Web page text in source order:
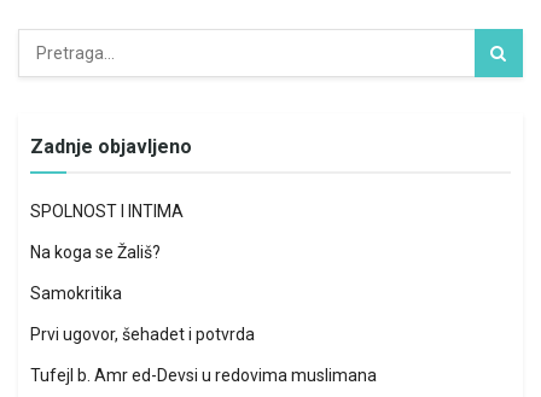
Zadnje objavljeno
SPOLNOST I INTIMA
Na koga se Žališ?
Samokritika
Prvi ugovor, šehadet i potvrda
Tufejl b. Amr ed-Devsi u redovima muslimana